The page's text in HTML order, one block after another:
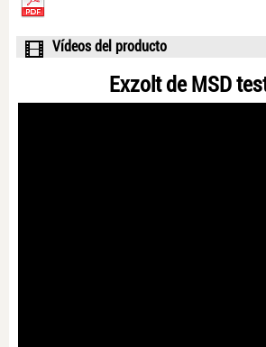
Vídeos del producto
Exzolt de MSD